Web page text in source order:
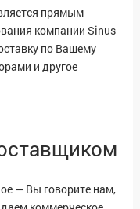
прямым
компании Sinus
по Вашему
и другое
— Вы говорите нам,